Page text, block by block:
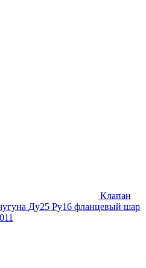
Клапан
Ду25 Ру16 фланцевый шар